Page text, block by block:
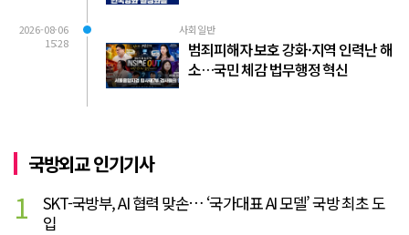
2026-08-06
15:28
사회일반
범죄피해자 보호 강화·지역 인력난 해
소…국민 체감 법무행정 혁신
국방외교 인기기사
1
SKT-국방부, AI 협력 맞손… ‘국가대표 AI 모델’ 국방 최초 도
입